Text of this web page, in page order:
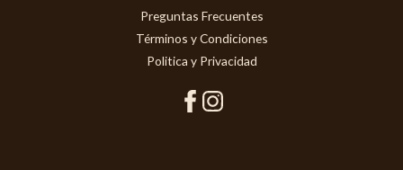
Preguntas Frecuentes
Términos y Condiciones
Politica y Privacidad